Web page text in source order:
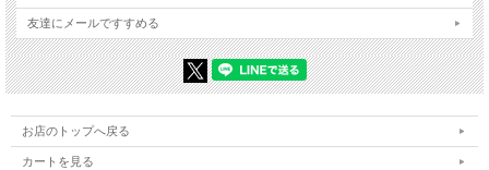
友達にメールですすめる
お店のトップへ戻る
カートを見る